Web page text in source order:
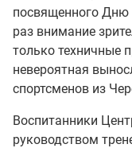
посвященного Дню
раз внимание
только техничные
невероятная
спортсменов из
Воспитанники
руководством